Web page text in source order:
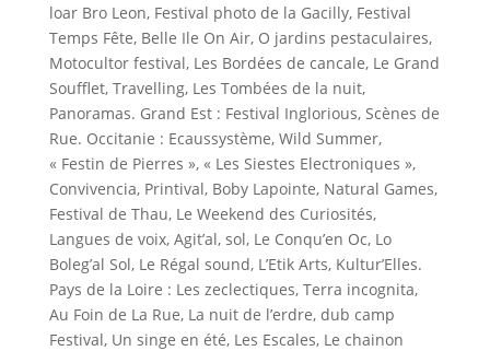
loar Bro Leon, Festival photo de la Gacilly, Festival
Temps Fête, Belle Ile On Air, O jardins pestaculaires,
Motocultor festival, Les Bordées de cancale, Le Grand
Soufflet, Travelling, Les Tombées de la nuit,
Panoramas. Grand Est : Festival Inglorious, Scènes de
Rue. Occitanie : Ecaussystème, Wild Summer,
« Festin de Pierres », « Les Siestes Electroniques »,
Convivencia, Printival, Boby Lapointe, Natural Games,
Festival de Thau, Le Weekend des Curiosités,
Langues de voix, Agit’al, sol, Le Conqu’en Oc, Lo
Boleg’al Sol, Le Régal sound, L’Etik Arts, Kultur’Elles.
Pays de la Loire : Les zeclectiques, Terra incognita,
Au Foin de La Rue, La nuit de l’erdre, dub camp
Festival, Un singe en été, Les Escales, Le chainon